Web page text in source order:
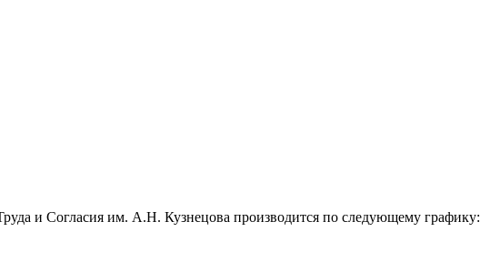
и Согласия им. А.Н. Кузнецова производится по следующему графику: